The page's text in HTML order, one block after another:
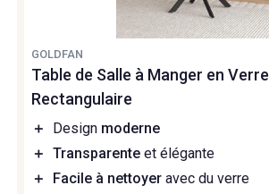
GOLDFAN
Table de Salle à Manger en Verre
Rectangulaire
＋ Design moderne
＋ Transparente et élégante
＋
Facile à nettoyer avec du verre